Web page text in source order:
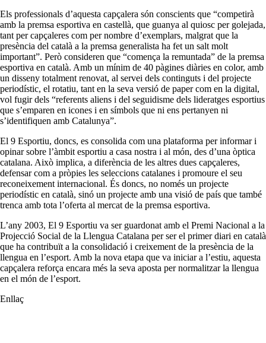
Els professionals d’aquesta capçalera són conscients que “competirà
amb la premsa esportiva en castellà, que guanya al quiosc per golejada,
tant per capçaleres com per nombre d’exemplars, malgrat que la
presència del català a la premsa generalista ha fet un salt molt
important”. Però consideren que “comença la remuntada” de la premsa
esportiva en català. Amb un mínim de 40 pàgines diàries en color, amb
un disseny totalment renovat, al servei dels continguts i del projecte
periodístic, el rotatiu, tant en la seva versió de paper com en la digital,
vol fugir dels “referents aliens i del seguidisme dels lideratges esportius
que s’emparen en icones i en símbols que ni ens pertanyen ni
s’identifiquen amb Catalunya”.
El 9 Esportiu, doncs, es consolida com una plataforma per informar i
opinar sobre l’àmbit esportiu a casa nostra i al món, des d’una òptica
catalana. Això implica, a diferència de les altres dues capçaleres,
defensar com a pròpies les seleccions catalanes i promoure el seu
reconeixement internacional. És doncs, no només un projecte
periodístic en català, sinó un projecte amb una visió de país que també
trenca amb tota l’oferta al mercat de la premsa esportiva.
L’any 2003, El 9 Esportiu va ser guardonat amb el Premi Nacional a la
Projecció Social de la Llengua Catalana per ser el primer diari en català
que ha contribuït a la consolidació i creixement de la presència de la
llengua en l’esport. Amb la nova etapa que va iniciar a l’estiu, aquesta
capçalera reforça encara més la seva aposta per normalitzar la llengua
en el món de l’esport.
Enllaç